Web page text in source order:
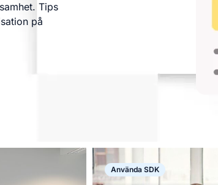
Tips
på
Använda SDK